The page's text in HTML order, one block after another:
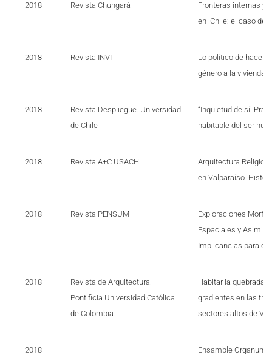
2018 Revista Chungará
Fronteras internas y
en Chile: el caso de
2018 Revista INVI
Lo político de hacer
género a la vivienda
2018
Revista Despliegue. Universidad
de Chile
“Inquietud de sí.
habitable del ser
2018 Revista A+C.USACH.
Arquitectura
en Valparaíso.
2018 Revista PENSUM
Exploraciones
Espaciales y
Implicancias para el
2018
Revista de Arquitectura.
Pontificia Universidad Católica
de Colombia.
Habitar la quebrada:
gradientes en las
sectores altos de
2018
Ensamble Organum: